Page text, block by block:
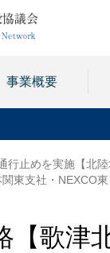
事業概要
行止めを実施【北
東支社・NEXCO
【歌津